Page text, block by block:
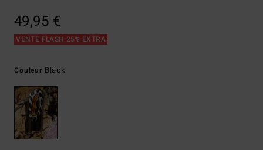
49,95 €
VENTE FLASH 25% EXTRA
Couleur Black